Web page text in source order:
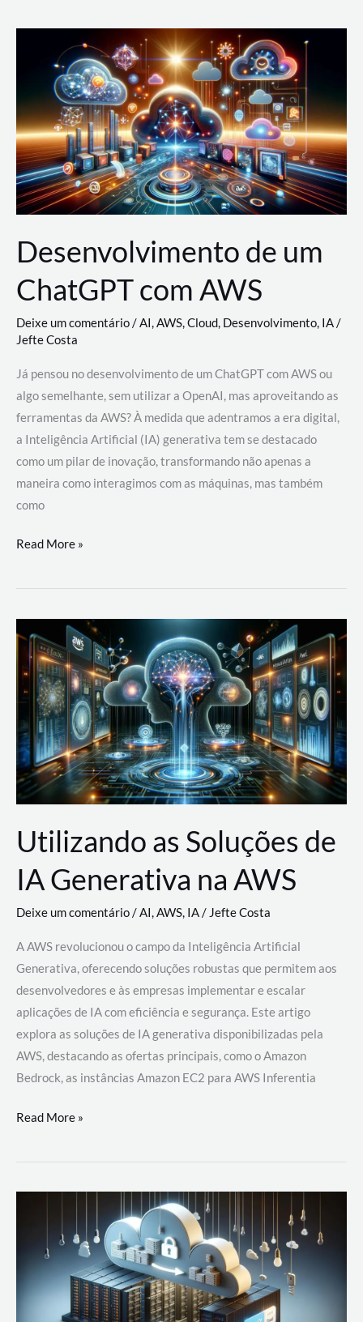
Nuvem:
Google
Cloud,
AWS
e
Azure
Desenvolvimento de um
ChatGPT com AWS
Deixe um comentário/AI,AWS,Cloud, Desenvolvimento, IA/
Jefte Costa
Já pensou no desenvolvimento de um ChatGPT com AWS ou
algo semelhante, sem utilizar a OpenAI, mas aproveitando as
ferramentas da AWS? À medida que adentramos a era digital,
a Inteligência Artificial (IA) generativa tem se destacado
como um pilar de inovação, transformando não apenas a
maneira como interagimos com as máquinas, mas também
como
Desenvolvimento
um
com
AWS
Read More »
Utilizando as Soluções de
IA Generativa na AWS
Deixe um comentário/AI,AWS, IA/Jefte Costa
A AWS revolucionou o campo da Inteligência Artificial
Generativa, oferecendo soluções robustas que permitem aos
desenvolvedores e às empresas implementar e escalar
aplicações de IA com eficiência e segurança. Este artigo
explora as soluções de IA generativa disponibilizadas pela
AWS, destacando as ofertas principais, como o Amazon
Bedrock, as instâncias Amazon EC2 para AWS Inferentia
Utilizando
Soluções
AWS
Read More »